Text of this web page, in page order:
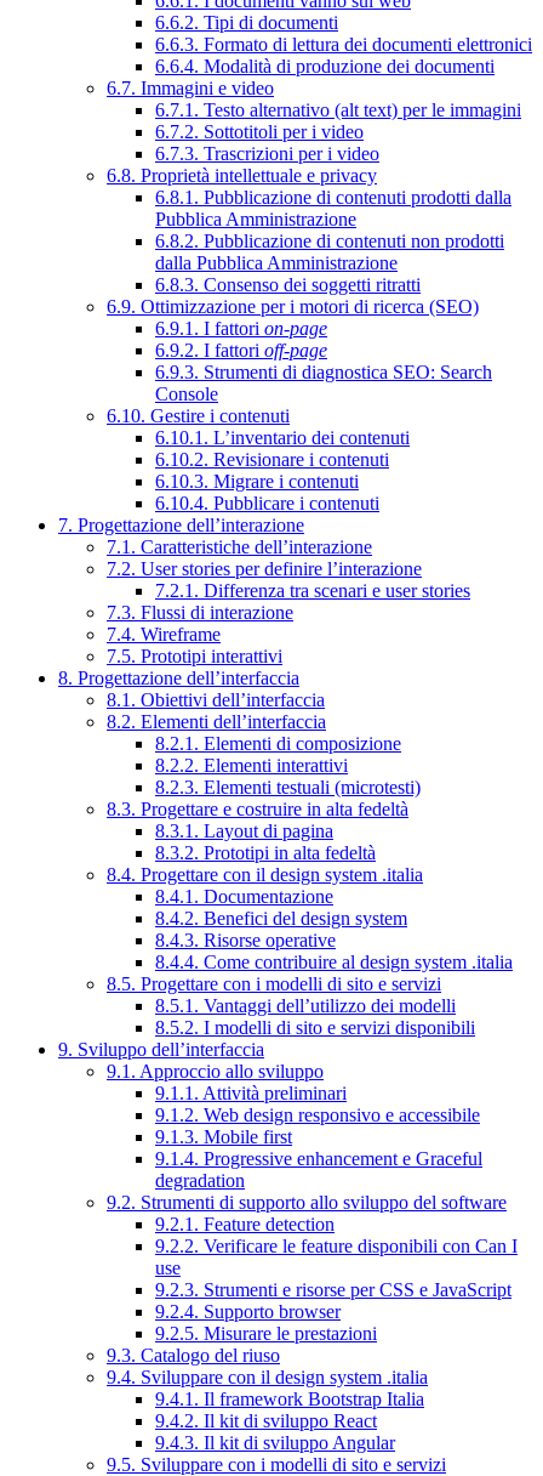
6.6.2. Tipi di documenti
6.6.3. Formato di lettura dei documenti elettronici
6.6.4. Modalità di produzione dei documenti
6.7. Immagini e video
6.7.1. Testo alternativo (alt text) per le immagini
6.7.2. Sottotitoli per i video
6.7.3. Trascrizioni per i video
6.8. Proprietà intellettuale e privacy
6.8.1. Pubblicazione di contenuti prodotti dalla
Pubblica Amministrazione
6.8.2. Pubblicazione di contenuti non prodotti
dalla Pubblica Amministrazione
6.8.3. Consenso dei soggetti ritratti
6.9. Ottimizzazione per i motori di ricerca (SEO)
6.9.1. I fattori on-page
6.9.2. I fattori off-page
6.9.3. Strumenti di diagnostica SEO: Search
Console
6.10. Gestire i contenuti
6.10.1. L’inventario dei contenuti
6.10.2. Revisionare i contenuti
6.10.3. Migrare i contenuti
6.10.4. Pubblicare i contenuti
7. Progettazione dell’interazione
7.1. Caratteristiche dell’interazione
7.2. User stories per definire l’interazione
7.2.1. Differenza tra scenari e user stories
7.3. Flussi di interazione
7.4. Wireframe
7.5. Prototipi interattivi
8. Progettazione dell’interfaccia
8.1. Obiettivi dell’interfaccia
8.2. Elementi dell’interfaccia
8.2.1. Elementi di composizione
8.2.2. Elementi interattivi
8.2.3. Elementi testuali (microtesti)
8.3. Progettare e costruire in alta fedeltà
8.3.1. Layout di pagina
8.3.2. Prototipi in alta fedeltà
8.4. Progettare con il design system .italia
8.4.1. Documentazione
8.4.2. Benefici del design system
8.4.3. Risorse operative
8.4.4. Come contribuire al design system .italia
8.5. Progettare con i modelli di sito e servizi
8.5.1. Vantaggi dell’utilizzo dei modelli
8.5.2. I modelli di sito e servizi disponibili
9. Sviluppo dell’interfaccia
9.1. Approccio allo sviluppo
9.1.1. Attività preliminari
9.1.2. Web design responsivo e accessibile
9.1.3. Mobile first
9.1.4. Progressive enhancement e Graceful
degradation
9.2. Strumenti di supporto allo sviluppo del software
9.2.1. Feature detection
9.2.2. Verificare le feature disponibili con Can I
use
9.2.3. Strumenti e risorse per CSS e JavaScript
9.2.4. Supporto browser
9.2.5. Misurare le prestazioni
9.3. Catalogo del riuso
9.4. Sviluppare con il design system .italia
9.4.1. Il framework Bootstrap Italia
9.4.2. Il kit di sviluppo React
9.4.3. Il kit di sviluppo Angular
9.5. Sviluppare con i modelli di sito e servizi